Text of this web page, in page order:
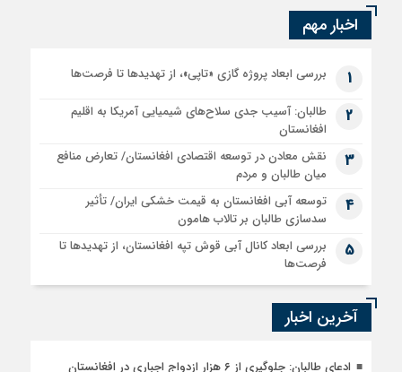
اخبار مهم
1 بررسی ابعاد پروژه گازی «تاپی»، از تهدیدها تا فرصت‌ها
2
طالبان: آسیب جدی سلاح‌های شیمیایی آمریکا به اقلیم
افغانستان
3
نقش معادن در توسعه اقتصادی افغانستان/ تعارض منافع
میان طالبان و مردم
4
توسعه آبی افغانستان به قیمت خشکی ایران/ تأثیر
سدسازی طالبان بر تالاب هامون
5
بررسی ابعاد کانال آبی قوش تپه افغانستان، از تهدیدها تا
فرصت‌ها
آخرین اخبار
ادعای طالبان: جلوگیری از ۶ هزار ازدواج اجباری در افغانستان